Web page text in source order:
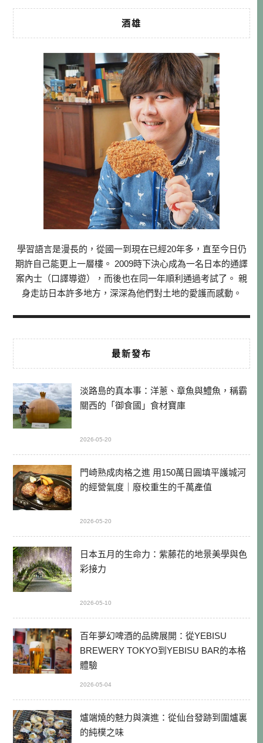
酒雄
學習語言是漫長的，從國一到現在已經20年多，直至今日仍
期許自己能更上一層樓。 2009時下決心成為一名日本的通譯
案內士（口譯導遊），而後也在同一年順利通過考試了。 親
身走訪日本許多地方，深深為他們對土地的愛護而感動。
最新發布
淡路島的真本事：洋蔥、章魚與鱧魚，稱霸
關西的「御食國」食材寶庫
2026-05-20
門崎熟成肉格之進 用150萬日圓填平護城河
的經營氣度｜廢校重生的千萬產值
2026-05-20
日本五月的生命力：紫藤花的地景美學與色
彩接力
2026-05-10
百年夢幻啤酒的品牌展開：從YEBISU
BREWERY TOKYO到YEBISU BAR的本格
體驗
2026-05-04
爐端燒的魅力與演進：從仙台發跡到圍爐裏
的純樸之味